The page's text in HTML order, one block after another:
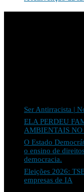
Ser Antirracista |
ELA PERDEU
AMBIENTAIS NO
O Estado
o ensino de
democracia.
Eleições 2026:
empresas de IA